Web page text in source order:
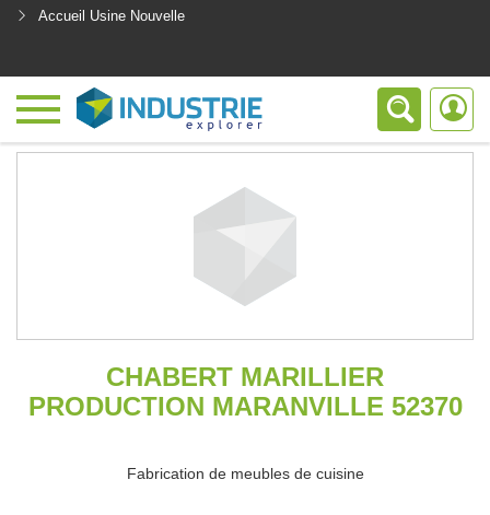
Accueil Usine Nouvelle
CHABERT MARILLIER
PRODUCTION MARANVILLE 52370
Fabrication de meubles de cuisine